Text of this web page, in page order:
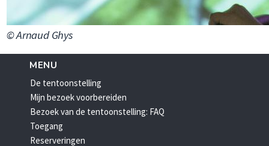
© Arnaud Ghys
MENU
De tentoonstelling
Mijn bezoek voorbereiden
Bezoek van de tentoonstelling: FAQ
Toegang
Reserveringen